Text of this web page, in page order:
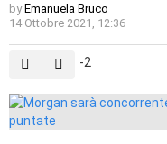
by Emanuela Bruco
14 Ottobre 2021, 12:36
-2